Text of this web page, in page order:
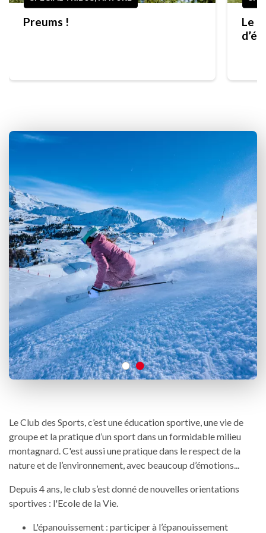
Preums !
Le
Le Club des Sports, c’est une éducation sportive, une vie de
groupe et la pratique d’un sport dans un formidable milieu
montagnard. C'est aussi une pratique dans le respect de la
nature et de l’environnement, avec beaucoup d’émotions...
Depuis 4 ans, le club s’est donné de nouvelles orientations
sportives : l'Ecole de la Vie.
L'épanouissement : participer à l’épanouissement